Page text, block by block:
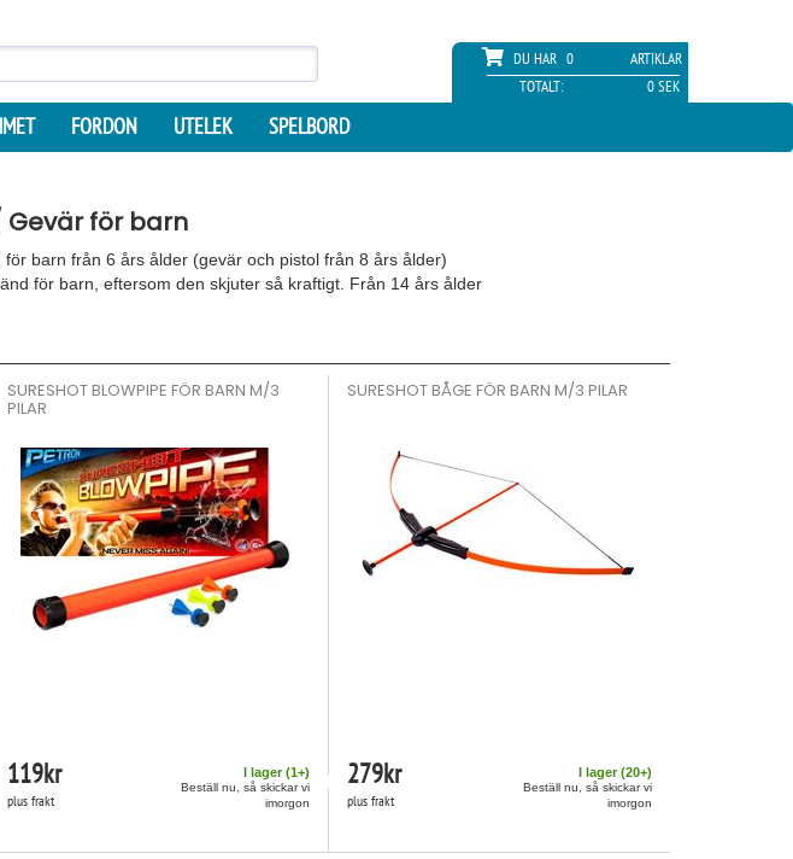
DU HAR 0
ARTIKLAR
TOTALT:
0 SEK
FORDON UTELEK SPELBORD
för barn
barn från 6 års ålder (gevär och pistol från 8 års ålder)
för barn, eftersom den skjuter så kraftigt. Från 14 års ålder
SURESHOT BLOWPIPE FÖR BARN M/3
PILAR
119kr
plus frakt
I lager (1+)
Beställ nu, så skickar vi
imorgon
SURESHOT BÅGE FÖR BARN M/3 PILAR
279kr
plus frakt
I lager (20+)
Beställ nu, så skickar vi
imorgon